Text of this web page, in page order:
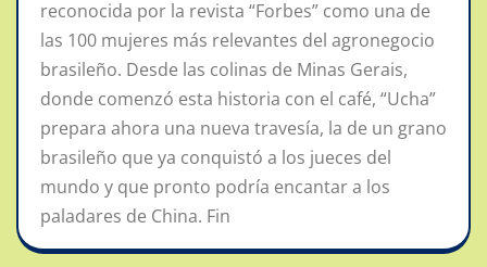
reconocida por la revista “Forbes” como una de
las 100 mujeres más relevantes del agronegocio
brasileño. Desde las colinas de Minas Gerais,
donde comenzó esta historia con el café, “Ucha”
prepara ahora una nueva travesía, la de un grano
brasileño que ya conquistó a los jueces del
mundo y que pronto podría encantar a los
paladares de China. Fin